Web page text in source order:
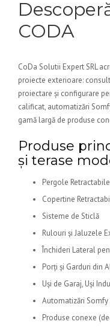
CODA
CoDa Solutii Expert SRL
proiecte exterioare:
proiectare și configurare
calificat, automatizări
gamă largă de produse
Produse
și terase
Pergole
Copertine
Sisteme de Sticlă
Rulouri și Jaluzele
Închideri Lateral
Porți și Garduri din
Uși de Garaj, Uși
Automatizări
Produse conexe